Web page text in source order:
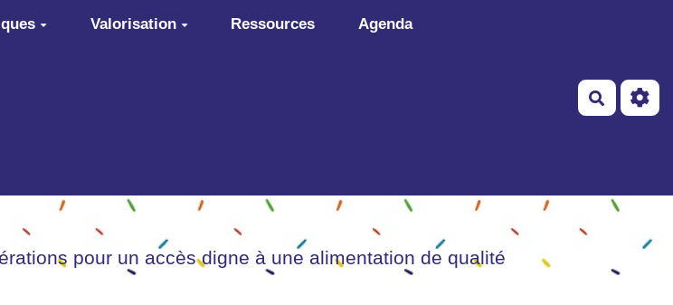
Valorisation Ressources Agenda
pour un accès digne à une alimentation de qualité